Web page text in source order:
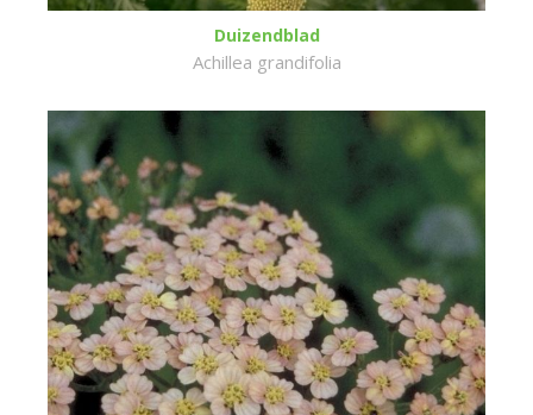
Duizendblad
Achillea grandifolia